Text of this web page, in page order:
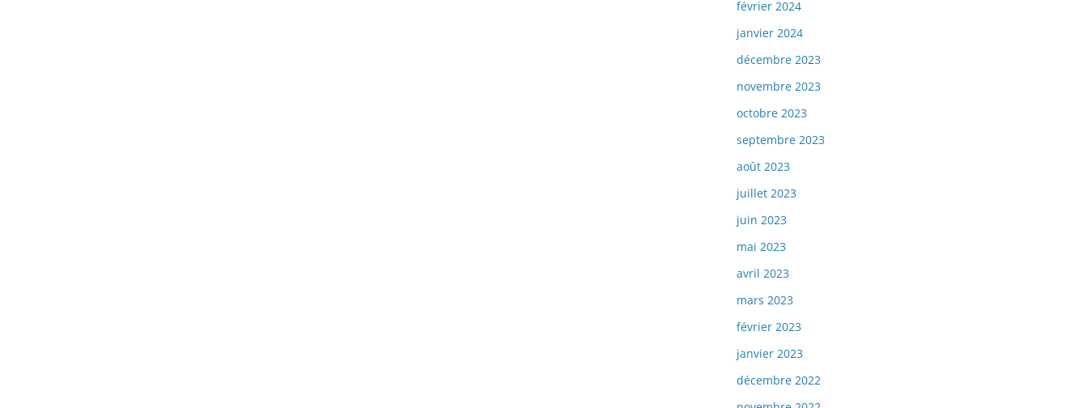
février 2024
janvier 2024
décembre 2023
novembre 2023
octobre 2023
septembre 2023
août 2023
juillet 2023
juin 2023
mai 2023
avril 2023
mars 2023
février 2023
janvier 2023
décembre 2022